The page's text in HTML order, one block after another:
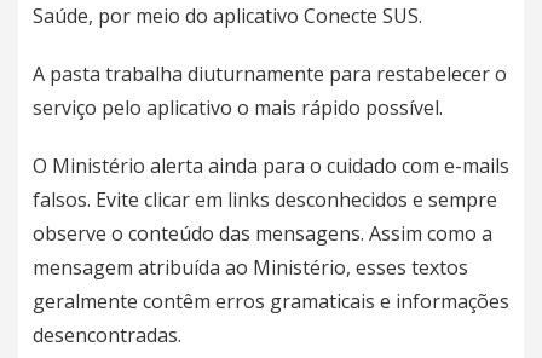
Saúde, por meio do aplicativo Conecte SUS.
A pasta trabalha diuturnamente para restabelecer o
serviço pelo aplicativo o mais rápido possível.
O Ministério alerta ainda para o cuidado com e-mails
falsos. Evite clicar em links desconhecidos e sempre
observe o conteúdo das mensagens. Assim como a
mensagem atribuída ao Ministério, esses textos
geralmente contêm erros gramaticais e informações
desencontradas.